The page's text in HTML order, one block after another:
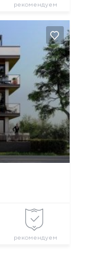
рекомендуем
рекомендуем